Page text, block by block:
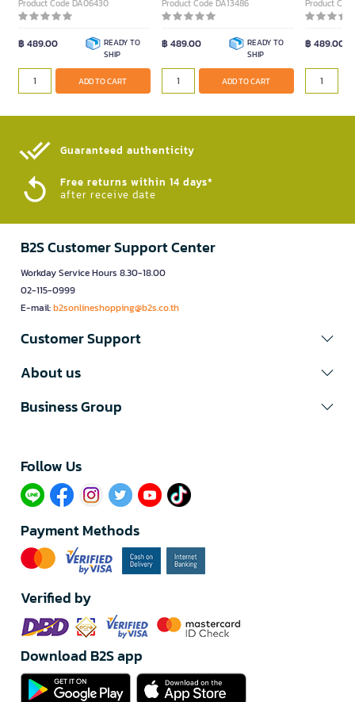
Product Code DA06430
฿ 489.00
READY TO
SHIP
ADD TO CART
Product Code DA13486
฿ 489.00
READY TO
SHIP
ADD TO CART
Product
฿ 489.00
Guaranteed authenticity​
Free returns within 14 days*
after receive date
B2S Customer Support Center
Workday Service Hours 8.30-18.00
02-115-0999
E-mail:b2sonlineshopping@b2s.co.th
Customer Support
About us
Business Group
Follow Us​
Payment Methods
Verified by
Download B2S app